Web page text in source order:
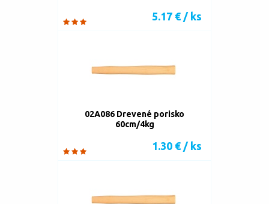
5.17 € / ks
02A086 Drevené porisko
60cm/4kg
1.30 € / ks